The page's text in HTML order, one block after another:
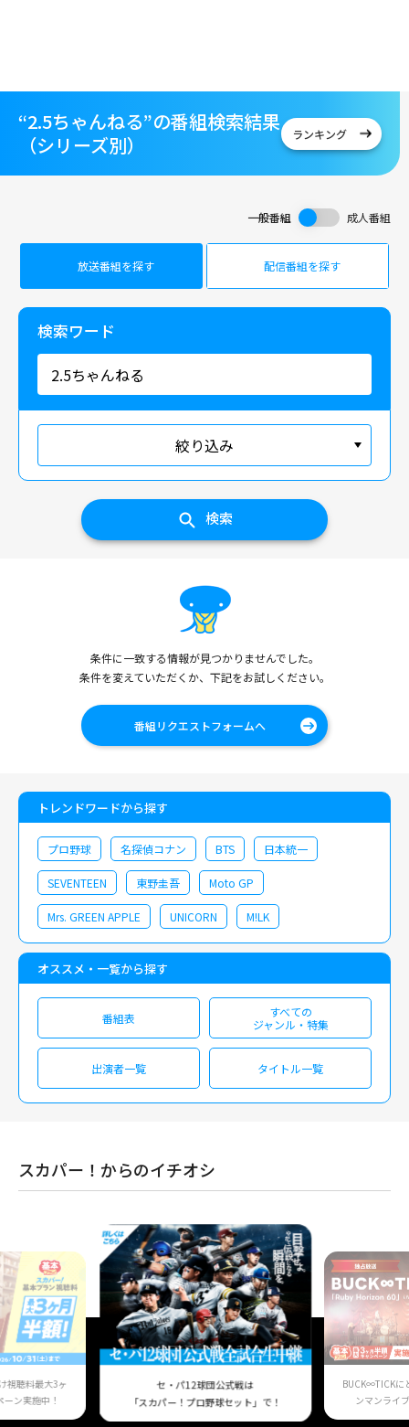
“2.5ちゃんねる”の番組検索結果
（シリーズ別）
ランキング
一般番組 成人番組
放送番組を探す 配信番組を探す
検索ワード
絞り込み
検索
条件に一致する情報が見つかりませんでした。
条件を変えていただくか、下記をお試しください。
番組リクエストフォームへ
トレンドワードから探す
プロ野球 名探偵コナン BTS 日本統一
SEVENTEEN 東野圭吾 Moto GP
Mrs. GREEN APPLE UNICORN M!LK
オススメ・一覧から探す
番組表
すべての
ジャンル・特集
出演者一覧 タイトル一覧
スカパー！からのイチオシ
視聴料最大3ヶ
ン実施中！
セ・パ12球団公式戦は
「スカパー！プロ野球セット」で！
BUCK∞TICKに
ンマンライ